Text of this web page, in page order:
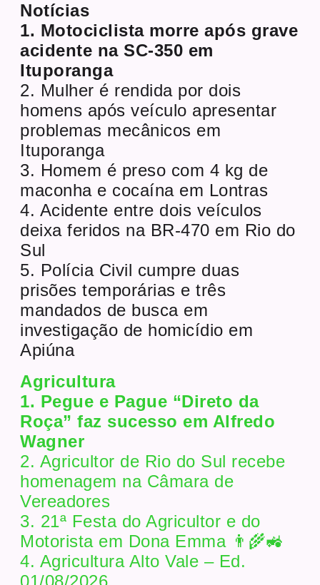
Notícias
1. Motociclista morre após grave
acidente na SC-350 em
Ituporanga
2. Mulher é rendida por dois
homens após veículo apresentar
problemas mecânicos em
Ituporanga
3. Homem é preso com 4 kg de
maconha e cocaína em Lontras
4. Acidente entre dois veículos
deixa feridos na BR-470 em Rio do
Sul
5. Polícia Civil cumpre duas
prisões temporárias e três
mandados de busca em
investigação de homicídio em
Apiúna
Agricultura
1. Pegue e Pague “Direto da
Roça” faz sucesso em Alfredo
Wagner
2. Agricultor de Rio do Sul recebe
homenagem na Câmara de
Vereadores
3. 21ª Festa do Agricultor e do
Motorista em Dona Emma 👨‍🌾🚜
4. Agricultura Alto Vale – Ed.
01/08/2026